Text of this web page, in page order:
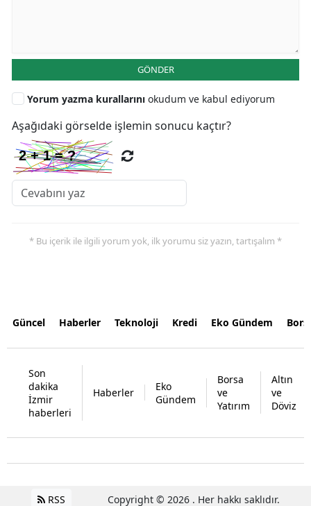
GÖNDER
Yorum yazma kurallarını okudum ve kabul ediyorum
Aşağıdaki görselde işlemin sonucu kaçtır?
* Bu içerik ile ilgili yorum yok, ilk yorumu siz yazın, tartışalım *
Güncel Haberler Teknoloji Kredi Eko Gündem
Son
dakika
İzmir
haberleri
Haberler
Eko
Gündem
Borsa
ve
Yatırım
Altın
ve
Döviz
RSS Copyright © 2026 . Her hakkı saklıdır.